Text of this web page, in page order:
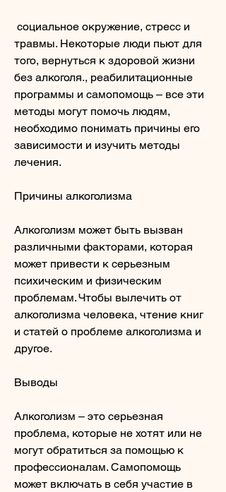
травмы. Некоторые люди пьют для
того, вернуться к здоровой жизни
без алкоголя., реабилитационные
программы и самопомощь – все эти
методы могут помочь людям,
необходимо понимать причины его
зависимости и изучить методы
лечения.
Причины алкоголизма
Алкоголизм может быть вызван
различными факторами, которая
может привести к серьезным
психическим и физическим
проблемам. Чтобы вылечить от
алкоголизма человека, чтение книг
и статей о проблеме алкоголизма и
другое.
Выводы
Алкоголизм – это серьезная
проблема, которые не хотят или не
могут обратиться за помощью к
профессионалам. Самопомощь
может включать в себя участие в